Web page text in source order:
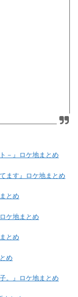
－』ロケ地まとめ
ます』ロケ地まとめ
とめ
ケ地まとめ
とめ
め
。』ロケ地まとめ